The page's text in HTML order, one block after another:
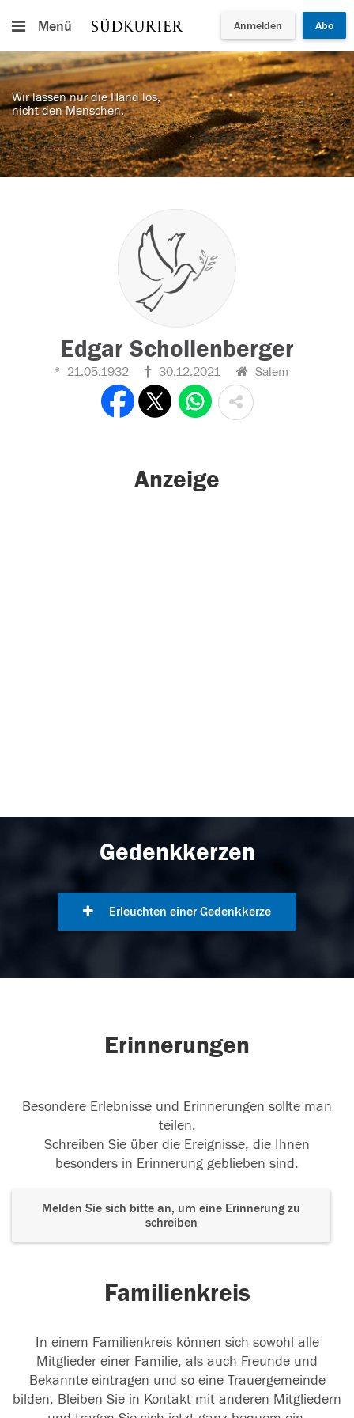
Menü Anmelden Abo
Wir lassen nur die Hand los,
nicht den Menschen.
Edgar Schollenberger
21.05.1932 30.12.2021 Salem
Anzeige
Gedenkkerzen
Erleuchten einer Gedenkkerze
Erinnerungen
Besondere Erlebnisse und Erinnerungen sollte man
teilen.
Schreiben Sie über die Ereignisse, die Ihnen
besonders in Erinnerung geblieben sind.
Melden Sie sich bitte an, um eine Erinnerung zu
schreiben
Familienkreis
In einem Familienkreis können sich sowohl alle
Mitglieder einer Familie, als auch Freunde und
Bekannte eintragen und so eine Trauergemeinde
bilden. Bleiben Sie in Kontakt mit anderen Mitgliedern